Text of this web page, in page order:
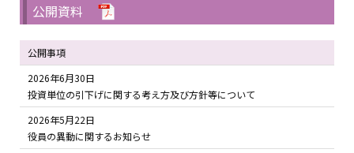
公開資料
公開事項
2026年6月30日
投資単位の引下げに関する考え方及び方針等について
2026年5月22日
役員の異動に関するお知らせ